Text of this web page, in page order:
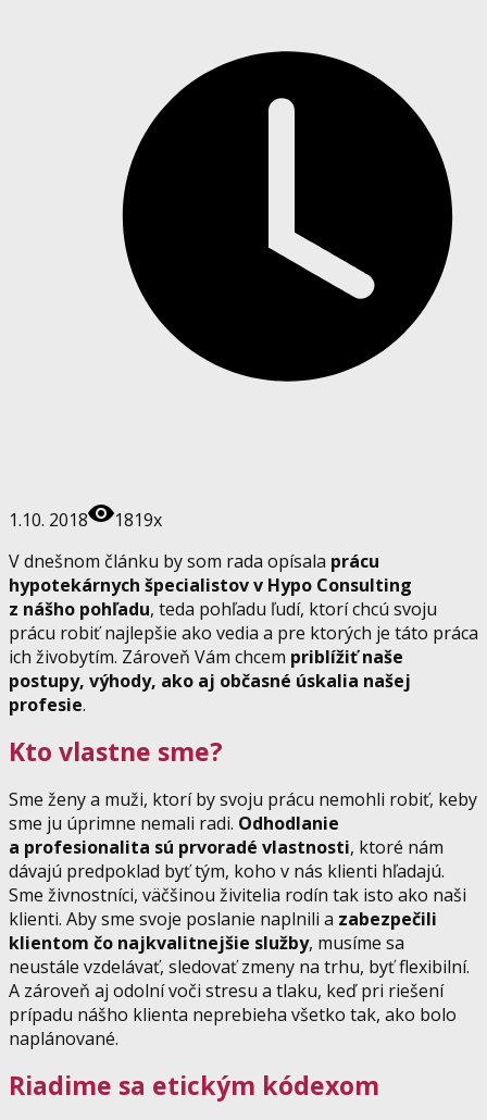
1.10. 2018
1819x
V dnešnom článku by som rada opísala prácu
hypotekárnych špecialistov v Hypo Consulting
z nášho pohľadu, teda pohľadu ľudí, ktorí chcú svoju
prácu robiť najlepšie ako vedia a pre ktorých je táto práca
ich živobytím. Zároveň Vám chcem priblížiť naše
postupy, výhody, ako aj občasné úskalia našej
profesie.
Kto vlastne sme?
Sme ženy a muži, ktorí by svoju prácu nemohli robiť, keby
sme ju úprimne nemali radi. Odhodlanie
a profesionalita sú prvoradé vlastnosti, ktoré nám
dávajú predpoklad byť tým, koho v nás klienti hľadajú.
Sme živnostníci, väčšinou živitelia rodín tak isto ako naši
klienti. Aby sme svoje poslanie naplnili a zabezpečili
klientom čo najkvalitnejšie služby, musíme sa
neustále vzdelávať, sledovať zmeny na trhu, byť flexibilní.
A zároveň aj odolní voči stresu a tlaku, keď pri riešení
prípadu nášho klienta neprebieha všetko tak, ako bolo
naplánované.
Riadime sa etickým kódexom